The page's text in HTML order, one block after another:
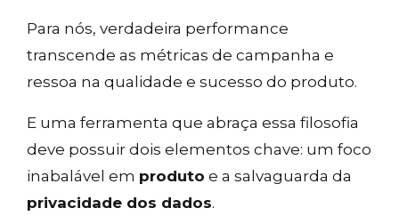
Para nós, verdadeira performance
transcende as métricas de campanha e
ressoa na qualidade e sucesso do produto.
E uma ferramenta que abraça essa filosofia
deve possuir dois elementos chave: um foco
inabalável em produto e a salvaguarda da
privacidade dos dados.